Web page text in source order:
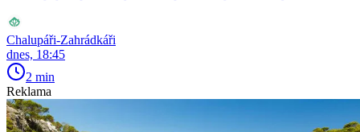
Chalupáři-Zahrádkáři
dnes, 18:45
2 min
Reklama